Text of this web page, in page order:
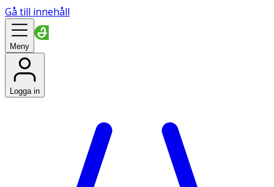
Gå till innehåll
Meny
Logga in